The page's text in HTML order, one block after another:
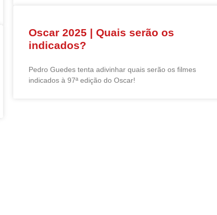
Oscar 2025 | Quais serão os
indicados?
Pedro Guedes tenta adivinhar quais serão os filmes
indicados à 97ª edição do Oscar!